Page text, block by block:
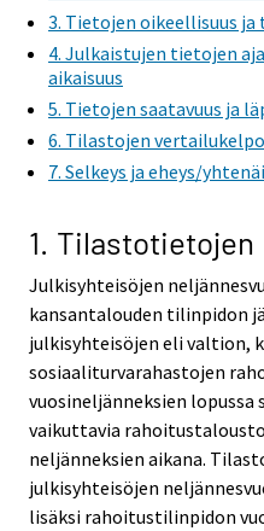
3. Tietojen oikeellisuus ja
4. Julkaistujen tietojen
aikaisuus
5. Tietojen saatavuus ja
6. Tilastojen
7. Selkeys ja eheys/
1. Tilastotietojen
Julkisyhteisöjen
kansantalouden tilinpidon
julkisyhteisöjen eli valtion,
sosiaaliturvarahastojen
vuosineljänneksien lopussa
vaikuttavia
neljänneksien aikana.
julkisyhteisöjen
lisäksi rahoitustilinpidon